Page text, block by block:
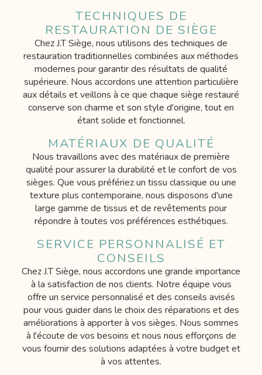
TECHNIQUES DE
RESTAURATION DE SIÈGE
Chez J.T Siège, nous utilisons des techniques de
restauration traditionnelles combinées aux méthodes
modernes pour garantir des résultats de qualité
supérieure. Nous accordons une attention particulière
aux détails et veillons à ce que chaque siège restauré
conserve son charme et son style d'origine, tout en
étant solide et fonctionnel.
MATÉRIAUX DE QUALITÉ
Nous travaillons avec des matériaux de première
qualité pour assurer la durabilité et le confort de vos
sièges. Que vous préfériez un tissu classique ou une
texture plus contemporaine, nous disposons d'une
large gamme de tissus et de revêtements pour
répondre à toutes vos préférences esthétiques.
SERVICE PERSONNALISÉ ET
CONSEILS
Chez J.T Siège, nous accordons une grande importance
à la satisfaction de nos clients. Notre équipe vous
offre un service personnalisé et des conseils avisés
pour vous guider dans le choix des réparations et des
améliorations à apporter à vos sièges. Nous sommes
à l'écoute de vos besoins et nous nous efforçons de
vous fournir des solutions adaptées à votre budget et
à vos attentes.